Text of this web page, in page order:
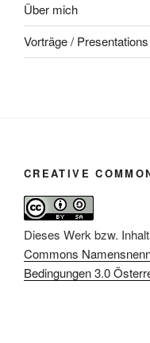
Über mich
Vorträge / Presentations
CREATIVE
Dieses Werk bzw.
Commons
Bedingungen 3.0